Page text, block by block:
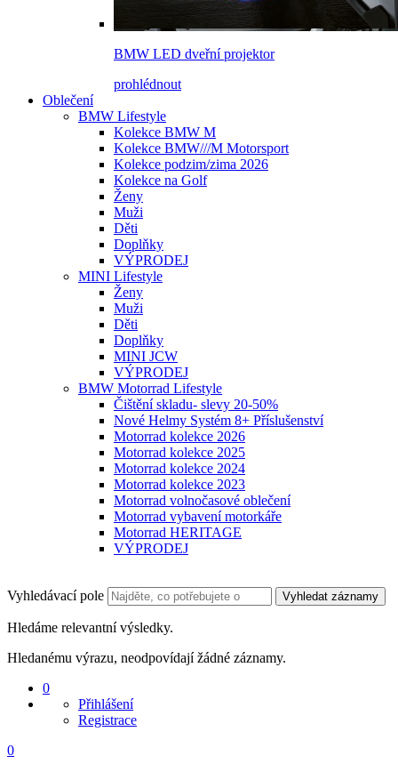
BMW LED dveřní projektor
prohlédnout
Oblečení
BMW Lifestyle
Kolekce BMW M
Kolekce BMW///M Motorsport
Kolekce podzim/zima 2026
Kolekce na Golf
Ženy
Muži
Děti
Doplňky
VÝPRODEJ
MINI Lifestyle
Ženy
Muži
Děti
Doplňky
MINI JCW
VÝPRODEJ
BMW Motorrad Lifestyle
Čištění skladu- slevy 20-50%
Nové Helmy Systém 8+ Příslušenství
Motorrad kolekce 2026
Motorrad kolekce 2025
Motorrad kolekce 2024
Motorrad kolekce 2023
Motorrad volnočasové oblečení
Motorrad vybavení motorkáře
Motorrad HERITAGE
VÝPRODEJ
Vyhledávací pole Vyhledat záznamy
Hledáme relevantní výsledky.
Hledanému výrazu, neodpovídají žádné záznamy.
0
Přihlášení
Registrace
0